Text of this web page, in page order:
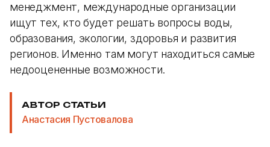
менеджмент, международные организации
ищут тех, кто будет решать вопросы воды,
образования, экологии, здоровья и развития
регионов. Именно там могут находиться самые
недооцененные возможности.
АВТОР СТАТЬИ
Анастасия Пустовалова